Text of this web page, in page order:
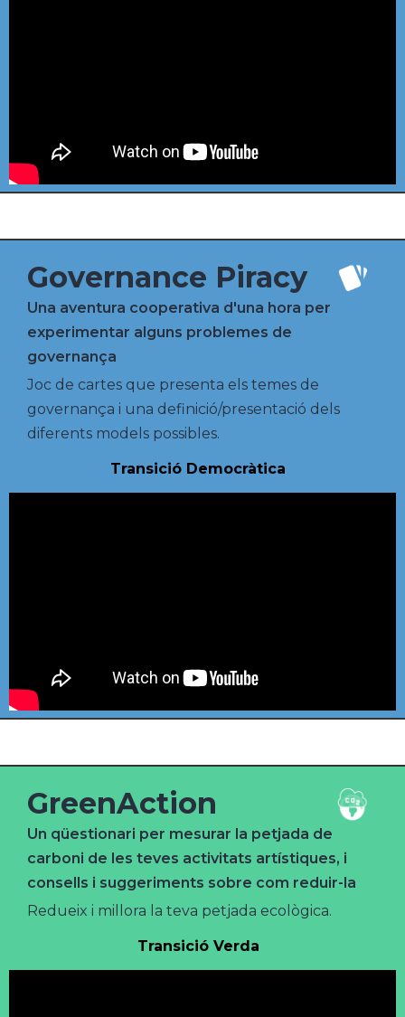
Governance Piracy
Una aventura cooperativa d'una hora per
experimentar alguns problemes de
governança
Joc de cartes que presenta els temes de
governança i una definició/presentació dels
diferents models possibles.
Transició Democràtica
GreenAction
Un qüestionari per mesurar la petjada de
carboni de les teves activitats artístiques, i
consells i suggeriments sobre com reduir-la
Redueix i millora la teva petjada ecològica.
Transició Verda